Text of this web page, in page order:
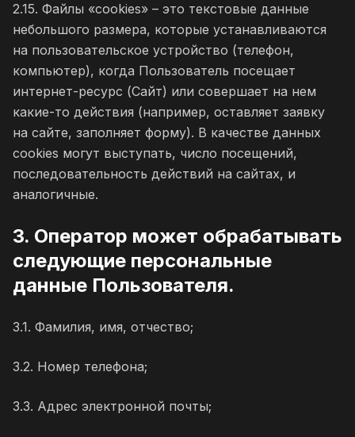
2.15. Файлы «cookies» – это текстовые данные
небольшого размера, которые устанавливаются
на пользовательское устройство (телефон,
компьютер), когда Пользователь посещает
интернет-ресурс (Сайт) или совершает на нем
какие-то действия (например, оставляет заявку
на сайте, заполняет форму). В качестве данных
cookies могут выступать, число посещений,
последовательность действий на сайтах, и
аналогичные.
3. Оператор может обрабатывать
следующие персональные
данные Пользователя.
3.1. Фамилия, имя, отчество;
3.2. Номер телефона;
3.3. Адрес электронной почты;